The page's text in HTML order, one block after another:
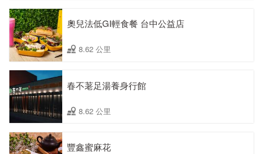
奧兒法低GI輕食餐 台中公益店
8.62 公里
春不荖足湯養身行館
8.62 公里
豐鑫蜜麻花